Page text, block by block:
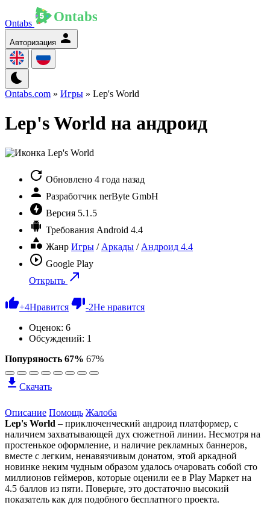
Ontabs
Авторизация
Ontabs.com » Игры » Lep's World
Lep's World на андроид
Обновлено 4 года назад
Разработчик nerByte GmbH
Версия 5.1.5
Требования Android 4.4
Жанр Игры / Аркады / Андроид 4.4
Google Play
Открыть
+4Нравится -2Не нравится
Оценок: 6
Обсуждений: 1
Попуряность 67% 67%
Скачать
Описание Помощь Жалоба
Lep's World – приключенческий андроид платформер, с
наличием захватывающей дух сюжетной линии. Несмотря на
простенькое оформление, и наличие рекламных баннеров,
вместе с легким, ненавязчивым донатом, этой аркадной
новинке неким чудным образом удалось очаровать собой сто
миллионов геймеров, которые оценили ее в Play Маркет на
4.5 баллов из пяти. Поверьте, это достаточно высокий
показатель как для подобного бесплатного проекта.